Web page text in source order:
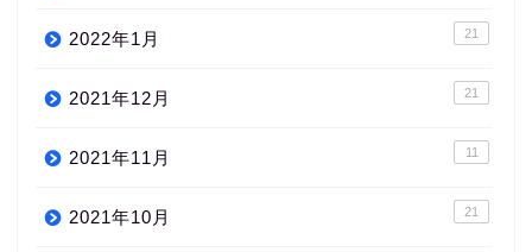
2022年1月 21
2021年12月 21
2021年11月 11
2021年10月 21